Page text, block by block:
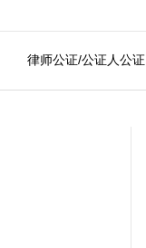
律师公证/公证人公证